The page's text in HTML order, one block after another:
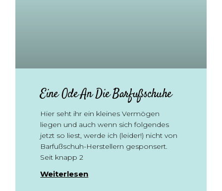
Eine Ode An Die Barfußschuhe
Hier seht ihr ein kleines Vermögen
liegen und auch wenn sich folgendes
jetzt so liest, werde ich (leider!) nicht von
Barfußschuh-Herstellern gesponsert.
Seit knapp 2
Weiterlesen